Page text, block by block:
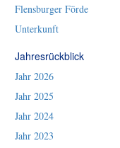
Flensburger Förde
Unterkunft
Jahresrückblick
Jahr 2026
Jahr 2025
Jahr 2024
Jahr 2023